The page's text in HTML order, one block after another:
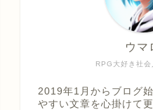
RPG大好き社会
ウマ
2019年1月からブログ
やすい文章を心掛けて